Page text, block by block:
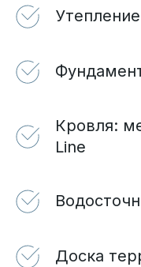
Кровля:
Line
Доска